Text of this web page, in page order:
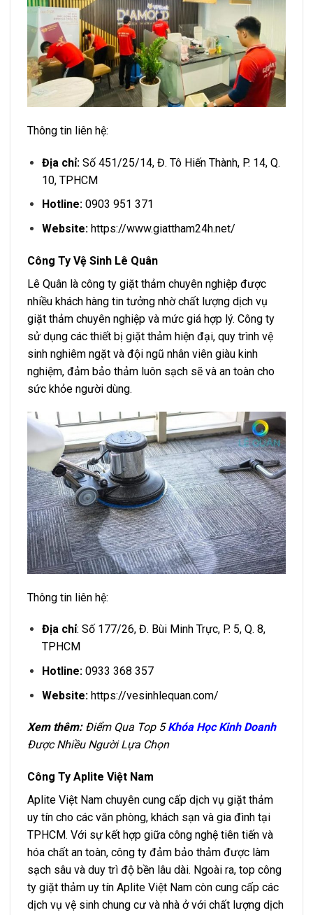
Thông tin liên hệ:
Địa chỉ:Số 451/25/14, Đ. Tô Hiến Thành, P. 14, Q.
10, TPHCM
Hotline:0903 951 371
Website:https://www.giattham24h.net/
Công Ty Vệ Sinh Lê Quân
Lê Quân là công ty giặt thảm chuyên nghiệp được
nhiều khách hàng tin tưởng nhờ chất lượng dịch vụ
giặt thảm chuyên nghiệp và mức giá hợp lý. Công ty
sử dụng các thiết bị giặt thảm hiện đại, quy trình vệ
sinh nghiêm ngặt và đội ngũ nhân viên giàu kinh
nghiệm, đảm bảo thảm luôn sạch sẽ và an toàn cho
sức khỏe người dùng.
Thông tin liên hệ:
Địa chỉ: Số 177/26, Đ. Bùi Minh Trực, P. 5, Q. 8,
TPHCM
Hotline:0933 368 357
Website:https://vesinhlequan.com/
Xem thêm:Điểm Qua Top 5Khóa Học Kinh Doanh
Được Nhiều Người Lựa Chọn
Công Ty Aplite Việt Nam
Aplite Việt Nam chuyên cung cấp dịch vụ giặt thảm
uy tín cho các văn phòng, khách sạn và gia đình tại
TPHCM. Với sự kết hợp giữa công nghệ tiên tiến và
hóa chất an toàn, công ty đảm bảo thảm được làm
sạch sâu và duy trì độ bền lâu dài. Ngoài ra, top công
ty giặt thảm uy tín Aplite Việt Nam còn cung cấp các
dịch vụ vệ sinh chung cư và nhà ở với chất lượng dịch